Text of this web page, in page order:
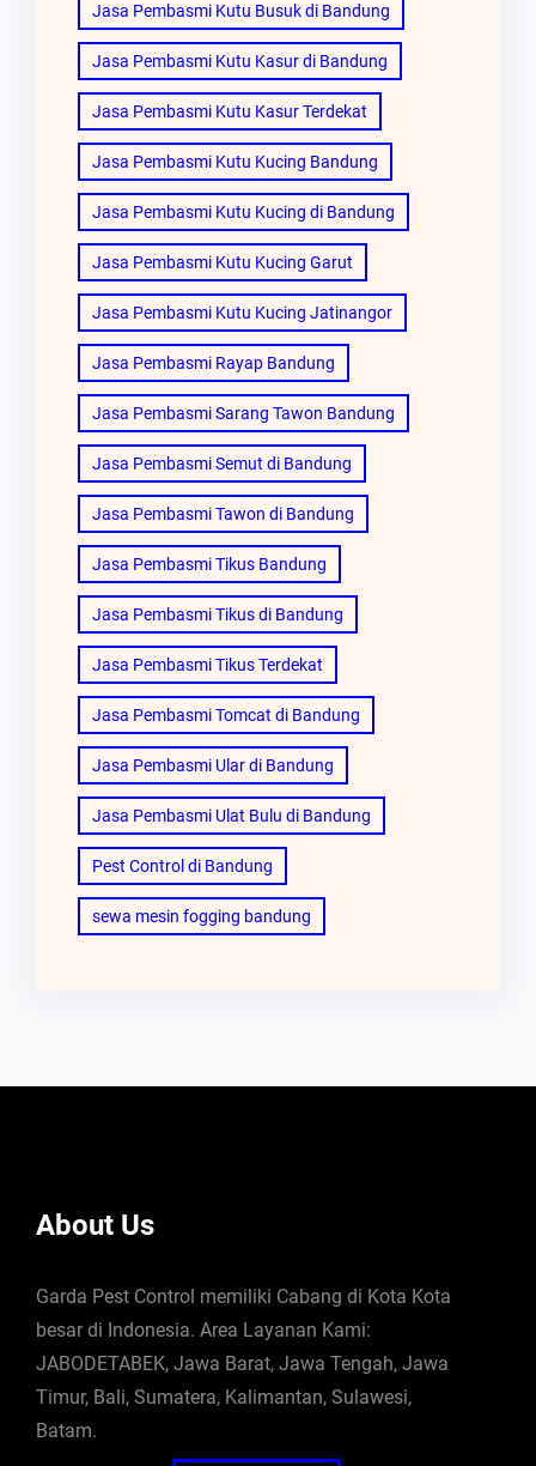
Jasa Pembasmi Kutu Busuk di Bandung
Jasa Pembasmi Kutu Kasur di Bandung
Jasa Pembasmi Kutu Kasur Terdekat
Jasa Pembasmi Kutu Kucing Bandung
Jasa Pembasmi Kutu Kucing di Bandung
Jasa Pembasmi Kutu Kucing Garut
Jasa Pembasmi Kutu Kucing Jatinangor
Jasa Pembasmi Rayap Bandung
Jasa Pembasmi Sarang Tawon Bandung
Jasa Pembasmi Semut di Bandung
Jasa Pembasmi Tawon di Bandung
Jasa Pembasmi Tikus Bandung
Jasa Pembasmi Tikus di Bandung
Jasa Pembasmi Tikus Terdekat
Jasa Pembasmi Tomcat di Bandung
Jasa Pembasmi Ular di Bandung
Jasa Pembasmi Ulat Bulu di Bandung
Pest Control di Bandung
sewa mesin fogging bandung
About Us
Garda Pest Control memiliki Cabang di Kota Kota
besar di Indonesia. Area Layanan Kami:
JABODETABEK, Jawa Barat, Jawa Tengah, Jawa
Timur, Bali, Sumatera, Kalimantan, Sulawesi,
Batam.